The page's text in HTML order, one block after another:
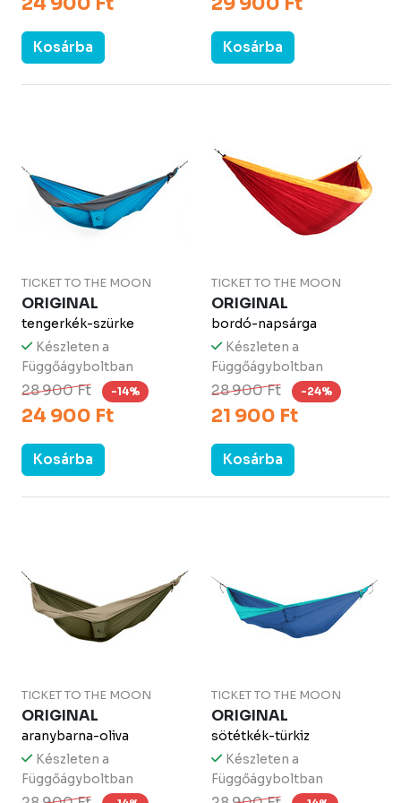
Kosárba Kosárba
TICKET TO THE MOON
ORIGINAL
tengerkék-szürke
Készleten a
Függőágyboltban
28 900 Ft -14%
24 900 Ft
Kosárba
TICKET TO THE MOON
ORIGINAL
bordó-napsárga
Készleten a
Függőágyboltban
28 900 Ft -24%
21 900 Ft
Kosárba
TICKET TO THE MOON
ORIGINAL
aranybarna-oliva
Készleten a
Függőágyboltban
TICKET TO THE MOON
ORIGINAL
sötétkék-türkiz
Készleten a
Függőágyboltban